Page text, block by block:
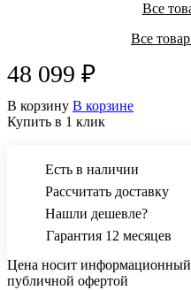
Все
Все
48 099 ₽
В корзину В корзине
Купить в 1 клик
Есть в наличии
Рассчитать доставку
Нашли дешевле?
Гарантия 12 месяцев
Цена носит информационный
публичной офертой